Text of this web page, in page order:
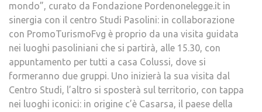
mondo”, curato da Fondazione Pordenonelegge.it in
sinergia con il centro Studi Pasolini: in collaborazione
con PromoTurismoFvg è proprio da una visita guidata
nei luoghi pasoliniani che si partirà, alle 15.30, con
appuntamento per tutti a casa Colussi, dove si
formeranno due gruppi. Uno inizierà la sua visita dal
Centro Studi, l’altro si sposterà sul territorio, con tappa
nei luoghi iconici: in origine c’è Casarsa, il paese della